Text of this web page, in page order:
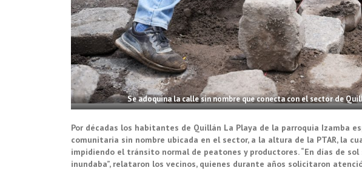
Se adoquina la calle sin nombre que conecta con el sector de
Por décadas los habitantes de Quillán La Playa de la parroquia Izamba
comunitaria sin nombre ubicada en el sector, a la altura de la PTAR, la
impidiendo el tránsito normal de peatones y productores. “En días de
inundaba”, relataron los vecinos, quienes durante años solicitaron